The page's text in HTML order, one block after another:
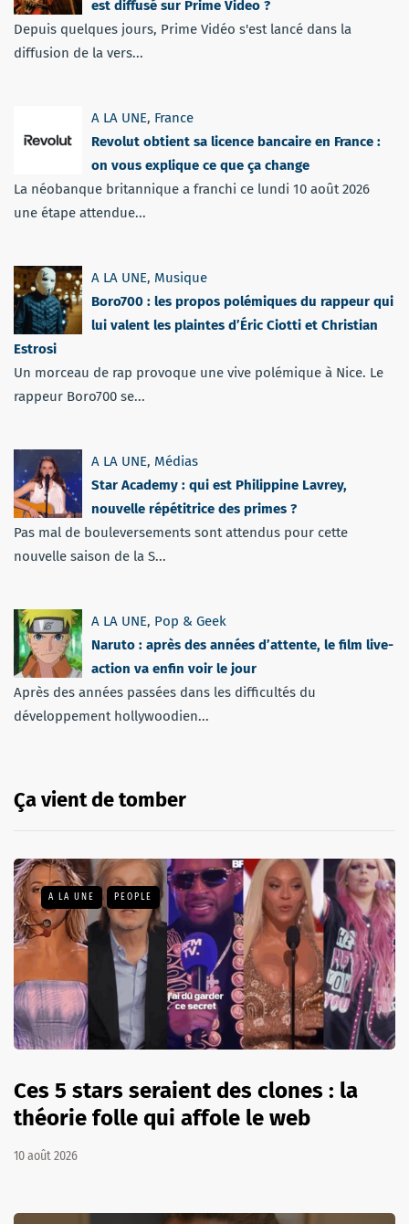
est diffusé sur Prime Video ?
Depuis quelques jours, Prime Vidéo s'est lancé dans la
diffusion de la vers...
A LA UNE, France
Revolut obtient sa licence bancaire en France :
on vous explique ce que ça change
La néobanque britannique a franchi ce lundi 10 août 2026
une étape attendue...
A LA UNE, Musique
Boro700 : les propos polémiques du rappeur qui
lui valent les plaintes d’Éric Ciotti et Christian
Estrosi
Un morceau de rap provoque une vive polémique à Nice. Le
rappeur Boro700 se...
A LA UNE, Médias
Star Academy : qui est Philippine Lavrey,
nouvelle répétitrice des primes ?
Pas mal de bouleversements sont attendus pour cette
nouvelle saison de la S...
A LA UNE, Pop & Geek
Naruto : après des années d’attente, le film live-
action va enfin voir le jour
Après des années passées dans les difficultés du
développement hollywoodien...
Ça vient de tomber
A LA UNE PEOPLE
Ces 5 stars seraient des clones : la
théorie folle qui affole le web
10 août 2026